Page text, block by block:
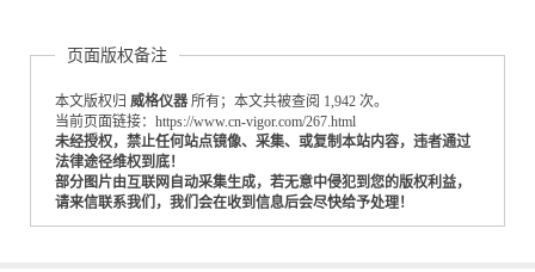
页面版权备注
本文版权归 威格仪器 所有；本文共被查阅 1,942 次。
当前页面链接：https://www.cn-vigor.com/267.html
未经授权，禁止任何站点镜像、采集、或复制本站内容，违者通过
法律途径维权到底！
部分图片由互联网自动采集生成，若无意中侵犯到您的版权利益，
请来信联系我们，我们会在收到信息后会尽快给予处理！